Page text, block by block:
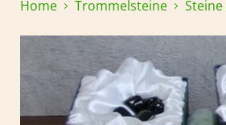
Home Trommelsteine Steine